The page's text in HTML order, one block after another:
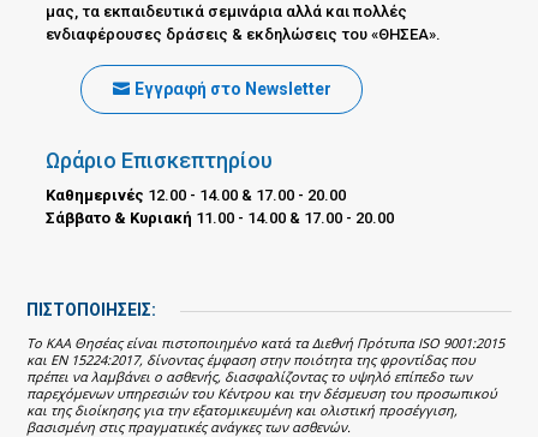
μας, τα εκπαιδευτικά σεμινάρια αλλά και πολλές
ενδιαφέρουσες δράσεις & εκδηλώσεις του «ΘΗΣΕΑ».
Εγγραφή στο Newsletter
Ωράριο Επισκεπτηρίου
Καθημερινές 12.00 - 14.00 & 17.00 - 20.00
Σάββατο & Κυριακή 11.00 - 14.00 & 17.00 - 20.00
ΠΙΣΤΟΠΟΙΗΣΕΙΣ:
Το ΚΑΑ Θησέας είναι πιστοποιημένο κατά τα Διεθνή Πρότυπα ISO 9001:2015
και EN 15224:2017, δίνοντας έμφαση στην ποιότητα της φροντίδας που
πρέπει να λαμβάνει ο ασθενής, διασφαλίζοντας το υψηλό επίπεδο των
παρεχόμενων υπηρεσιών του Κέντρου και την δέσμευση του προσωπικού
και της διοίκησης για την εξατομικευμένη και ολιστική προσέγγιση,
βασισμένη στις πραγματικές ανάγκες των ασθενών.